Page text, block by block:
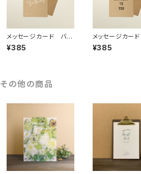
メッセージカード バー
スデー 「A」
¥385
メッセージカー
スデー 「B」
¥385
その他の商品